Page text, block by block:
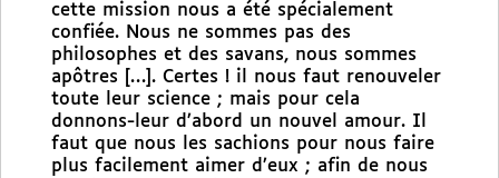
cette mission nous a été spécialement
confiée. Nous ne sommes pas des
philosophes et des savans, nous sommes
apôtres […]. Certes ! il nous faut renouveler
toute leur science ; mais pour cela
donnons-leur d’abord un nouvel amour. Il
faut que nous les sachions pour nous faire
plus facilement aimer d’eux ; afin de nous